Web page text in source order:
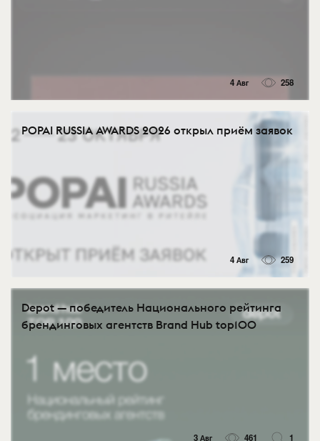
4 Авг 258
POPAI RUSSIA AWARDS 2026 открыл приём заявок
4 Авг 259
Depot — победитель Национального рейтинга
брендинговых агентств Brand Hub top100
3 Авг 461 1